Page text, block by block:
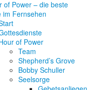
of Power
Team
Shepherd’s Grove
Bobby Schuller
Seelsorge